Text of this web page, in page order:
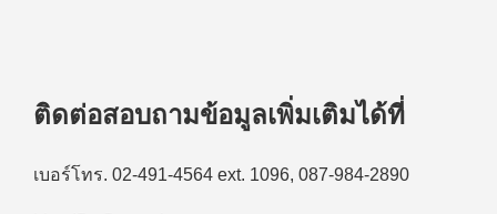
ติดต่อสอบถามข้อมูลเพิ่มเติมได้ที่
เบอร์โทร. 02-491-4564 ext. 1096, 087-984-2890